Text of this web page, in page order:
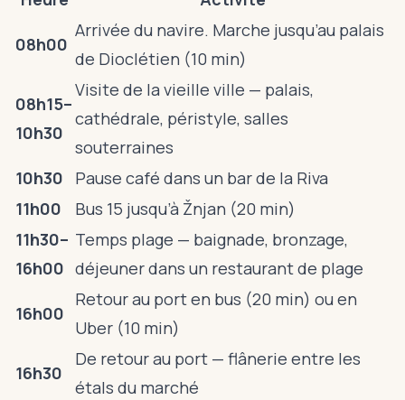
08h00
Arrivée du navire. Marche jusqu’au palais
de Dioclétien (10 min)
08h15–
10h30
Visite de la vieille ville — palais,
cathédrale, péristyle, salles
souterraines
10h30
Pause café dans un bar de la Riva
11h00
Bus 15 jusqu’à Žnjan (20 min)
11h30–
16h00
Temps plage — baignade, bronzage,
déjeuner dans un restaurant de plage
16h00
Retour au port en bus (20 min) ou en
Uber (10 min)
16h30
De retour au port — flânerie entre les
étals du marché